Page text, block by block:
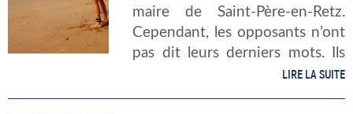
maire de Saint-Père-en-Retz.
Cependant, les opposants n’ont
pas dit leurs derniers mots. Ils
voient dans ce projet : un signe
LIRE LA SUITE